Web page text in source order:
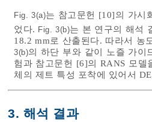
Fig. 3(a)는 참고문헌 [10]의 가시
었다. Fig. 3(b)는 본 연구의 해석
18.2 mm로 산출된다. 따라서
3(b)의 하단 부와 같이 노즐 가이
험과 참고문헌 [6]의 RANS 모
체의 제트 특성 포착에 있어서
3. 해석 결과